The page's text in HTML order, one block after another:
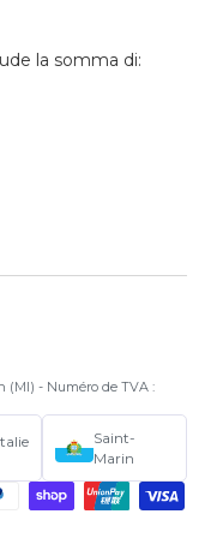
la somma di:
(MI) - Numéro de TVA :
Saint-
Marin